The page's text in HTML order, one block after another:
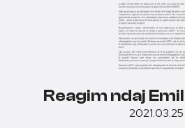
Reagim ndaj
2021.03.25